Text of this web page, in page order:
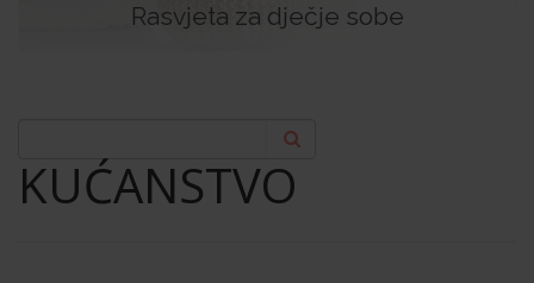
Rasvjeta za dječje sobe
KUĆANSTVO